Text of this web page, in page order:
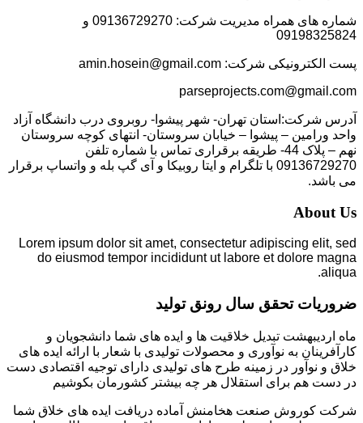
شماره های همراه مدیریت شرکت: 09136729270 و
09198325824
پست الکترونیکی شرکت: amin.hosein@gmail.com
parseprojects.com@gmail.com
آدرس شرکت:استان تهران- شهر پیشوا- روبروی درب دانشگاه آزاد
واحد ورامین – پیشوا – خیابان سروستان- انتهای کوچه سروستان
نهم – پلاک 44- طریقه برقراری تماس با شماره تلفن
09136729270 با تلگرام و ایتا روبیکا و آی گپ بله و واتساپ برقرار
می باشد.
About Us
Lorem ipsum dolor sit amet, consectetur adipiscing elit, sed
do eiusmod tempor incididunt ut labore et dolore magna
aliqua.
ضروریات تحقق سال رونق تولید
ماه اردیبهشت تبدیل خلاقیت ها و ایده های شما دانشجویان و
کارآفرینان به نوآوری و محصولات تولیدی با شعار با ارائه ایده های
خلاق و نوآور در زمینه طرح های تولیدی دارای توجیه اقتصادی دست
در دست هم برای استقلال هر چه بیشتر کشورمان بکوشیم
شرکت کوروش صنعت هخامنش آماده دریافت ایده های خلاق شما